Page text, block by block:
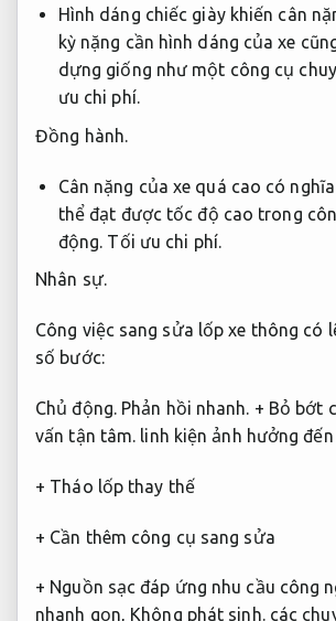
Hình dáng chiếc giày khiến cân
kỳ nặng cần hình dáng của xe
dựng giống như một công cụ
ưu chi phí.
Đồng hành.
Cân nặng của xe quá cao có
thể đạt được tốc độ cao trong
động. Tối ưu chi phí.
Nhân sự.
Công việc sang sửa lốp xe thông có
số bước:
Chủ động. Phản hồi nhanh. + Bỏ bớt
vấn tận tâm. linh kiện ảnh hưởng
+ Tháo lốp thay thế
+ Cần thêm công cụ sang sửa
+ Nguồn sạc đáp ứng nhu cầu công
nhanh gọn, Không phát sinh.các